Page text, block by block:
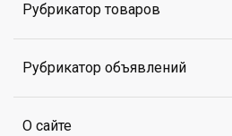
Рубрикатор товаров
Рубрикатор объявлений
О сайте